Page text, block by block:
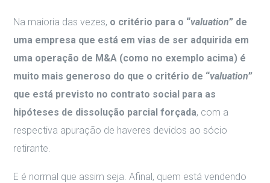
Na maioria das vezes, o critério para o “valuation” de
uma empresa que está em vias de ser adquirida em
uma operação de M&A (como no exemplo acima) é
muito mais generoso do que o critério de “valuation”
que está previsto no contrato social para as
hipóteses de dissolução parcial forçada, com a
respectiva apuração de haveres devidos ao sócio
retirante.
E é normal que assim seja. Afinal, quem está vendendo